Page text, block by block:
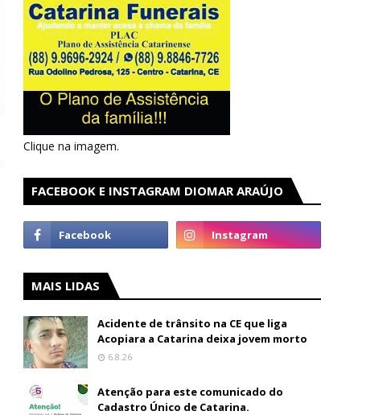
Clique na imagem.
FACEBOOK E INSTAGRAM DIOMAR ARAÚJO
MAIS LIDAS
Acidente de trânsito na CE que liga
Acopiara a Catarina deixa jovem morto
6.8.26
Atenção para este comunicado do
Cadastro Único de Catarina.